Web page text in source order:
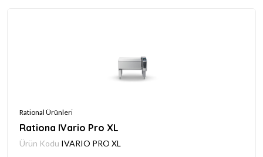
Rational Ürünleri
Rationa IVario Pro XL
Ürün Kodu IVARIO PRO XL